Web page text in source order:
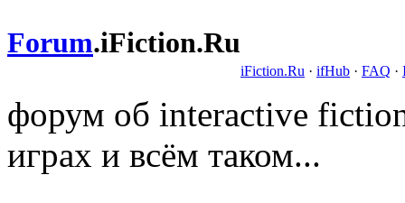
Forum.iFiction.Ru
iFiction.Ru · ifHub · FAQ ·
форум об interactive
играх и всём таком...